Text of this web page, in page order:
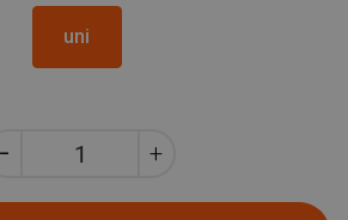
uni